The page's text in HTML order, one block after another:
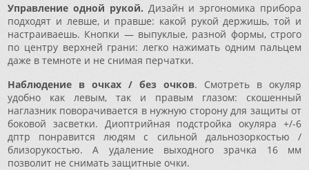
Управление одной рукой.Дизайн и эргономика прибора
подходят и левше, и правше: какой рукой держишь, той и
настраиваешь. Кнопки — выпуклые, разной формы, строго
по центру верхней грани: легко нажимать одним пальцем
даже в темноте и не снимая перчатки.
Наблюдение в очках / без очков. Смотреть в окуляр
удобно как левым, так и правым глазом: скошенный
наглазник поворачивается в нужную сторону для защиты от
боковой засветки. Диоптрийная подстройка окуляра +/-6
дптр понравится людям с сильной дальнозоркостью /
близорукостью. А удаление выходного зрачка 16 мм
позволит не снимать защитные очки.